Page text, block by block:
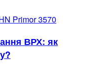
ВРХ: як